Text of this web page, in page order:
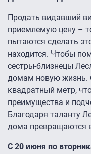
Продать видавший
приемлемую цену –
пытаются сделать
находится. Чтобы
сестры-близнецы
домам новую жизнь.
квадратный метр,
преимущества и
Благодаря таланту
дома превращаются
С 20 июня по